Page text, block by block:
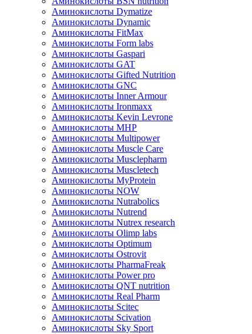
Аминокислоты Dymatize
Аминокислоты Dynamic
Аминокислоты FitMax
Аминокислоты Form labs
Аминокислоты Gaspari
Аминокислоты GAT
Аминокислоты Gifted Nutrition
Аминокислоты GNC
Аминокислоты Inner Armour
Аминокислоты Ironmaxx
Аминокислоты Kevin Levrone
Аминокислоты MHP
Аминокислоты Multipower
Аминокислоты Muscle Care
Аминокислоты Musclepharm
Аминокислоты Muscletech
Аминокислоты MyProtein
Аминокислоты NOW
Аминокислоты Nutrabolics
Аминокислоты Nutrend
Аминокислоты Nutrex research
Аминокислоты Olimp labs
Аминокислоты Optimum
Аминокислоты Ostrovit
Аминокислоты PharmaFreak
Аминокислоты Power pro
Аминокислоты QNT nutrition
Аминокислоты Real Pharm
Аминокислоты Scitec
Аминокислоты Scivation
Аминокислоты Sky Sport